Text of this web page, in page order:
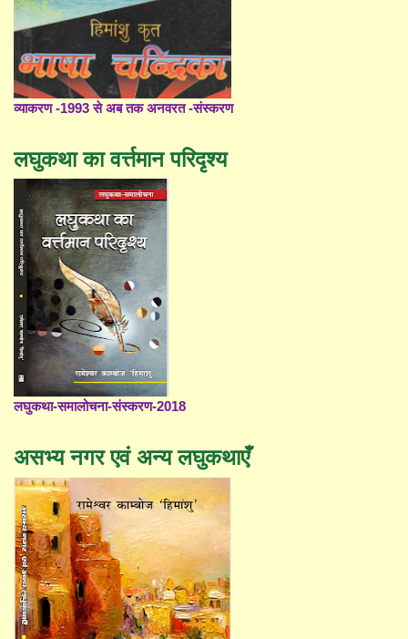
व्याकरण -1993 से अब तक अनवरत -संस्करण
लघुकथा का वर्त्तमान परिदृश्य
लघुकथा-समालोचना-संस्करण-2018
असभ्य नगर एवं अन्य लघुकथाएँ